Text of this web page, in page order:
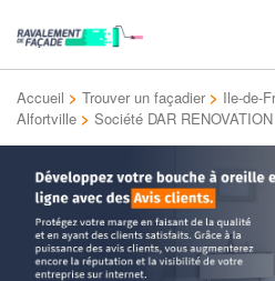
Accueil > Trouver un façadier > Ile-de-
Alfortville > Société DAR